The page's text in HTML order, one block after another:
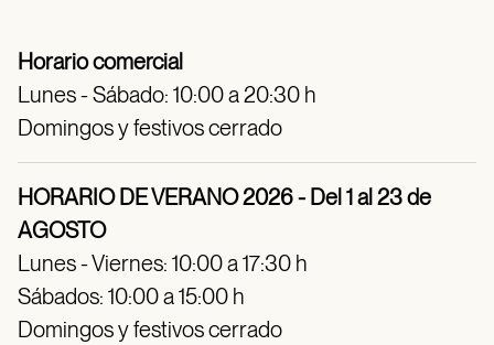
Horario comercial
Lunes - Sábado: 10:00 a 20:30 h
Domingos y festivos cerrado
HORARIO DE VERANO 2026 - Del 1 al 23 de
AGOSTO
Lunes - Viernes: 10:00 a 17:30 h
Sábados: 10:00 a 15:00 h
Domingos y festivos cerrado